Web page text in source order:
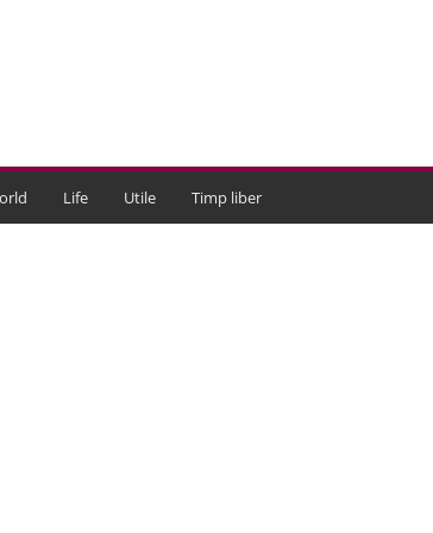
Life Utile Timp liber